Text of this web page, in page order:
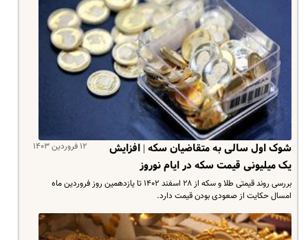
۱۲ فروردین ۱۴۰۳
شوک اول سالی به متقاضیان سکه | افزایش‌
یک میلیونی قیمت سکه در ایام نوروز
بررسی روند قیمتی طلا و سکه از ۲۸ اسفند ۱۴۰۲ تا یازدهمین روز فروردین ماه
امسال حکایت از صعودی بودن قیمت دارد.